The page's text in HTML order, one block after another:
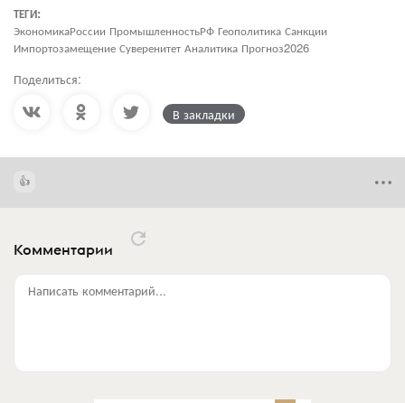
ТЕГИ:
ЭкономикаРоссии ПромышленностьРФ Геополитика Санкции
Импортозамещение Суверенитет Аналитика Прогноз2026
Поделиться:
В закладки
Комментарии
Написать комментарий...